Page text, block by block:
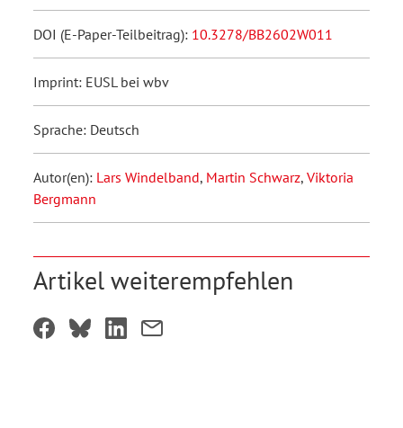
DOI (E-Paper-Teilbeitrag): 10.3278/BB2602W011
Imprint: EUSL bei wbv
Sprache: Deutsch
Autor(en): Lars Windelband, Martin Schwarz, Viktoria
Bergmann
Artikel weiterempfehlen